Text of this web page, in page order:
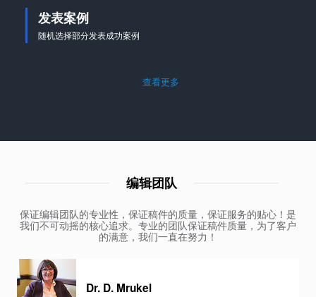
发表案例
随机选择部分发表成功案例
查看更多
编辑团队
保证编辑团队的专业性，保证稿件的质量，保证服务的贴心！是
我们不可动摇的核心追求。专业的团队保证稿件质量，为了客户
的满意，我们一直在努力！
Dr. D. Mrukel